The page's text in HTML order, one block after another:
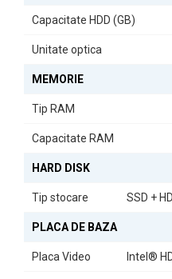
G3 SFFși transformați-vă
modern.
Capacitate HDD (GB)
Unitate optica
MEMORIE
Tip RAM
Capacitate RAM
HARD DISK
Tip stocare SSD +
PLACA DE BAZA
Placa Video Intel®